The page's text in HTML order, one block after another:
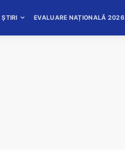
ȘTIRI EVALUARE NAȚIONALĂ 2026